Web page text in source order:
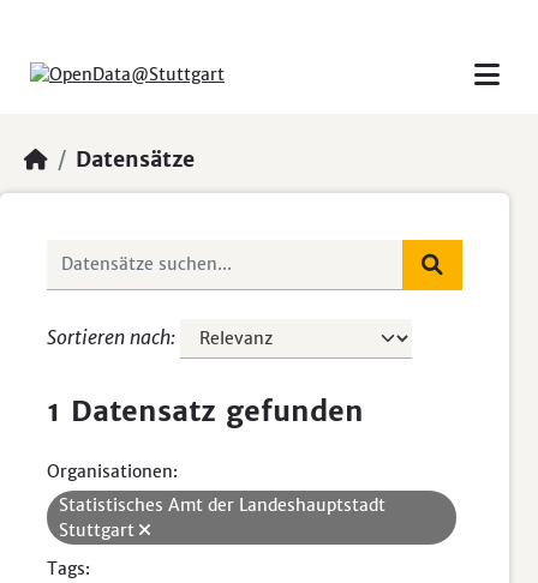
Datensätze
Sortieren nach
1 Datensatz gefunden
Organisationen:
Statistisches Amt der Landeshauptstadt
Stuttgart
Tags: